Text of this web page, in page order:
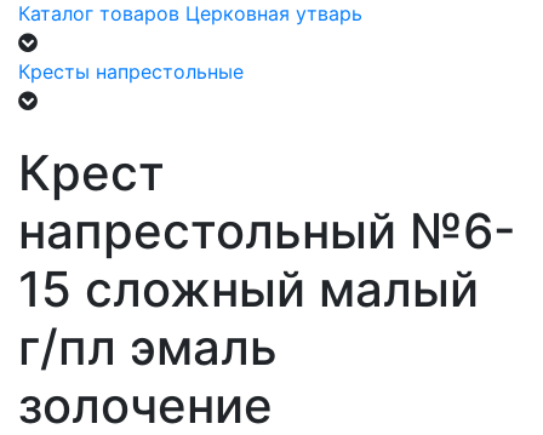
Каталог товаров Церковная утварь
Кресты напрестольные
Крест
напрестольный №6-
15 сложный малый
г/пл эмаль
золочение